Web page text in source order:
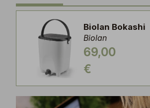
Biolan Bokashi
Biolan
69,00
€